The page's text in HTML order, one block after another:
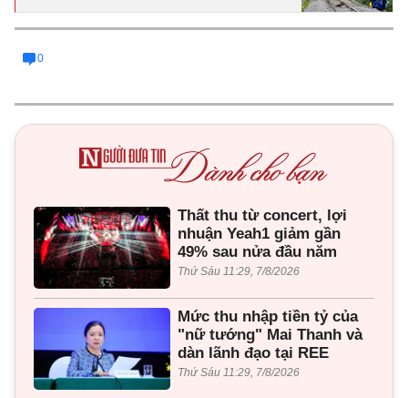
0
Thất thu từ concert, lợi
nhuận Yeah1 giảm gần
49% sau nửa đầu năm
Thứ Sáu 11:29, 7/8/2026
Mức thu nhập tiền tỷ của
"nữ tướng" Mai Thanh và
dàn lãnh đạo tại REE
Thứ Sáu 11:29, 7/8/2026